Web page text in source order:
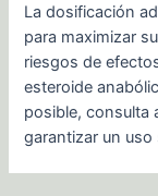
La dosificación
para maximizar
riesgos de
esteroide
posible, consulta
garantizar un